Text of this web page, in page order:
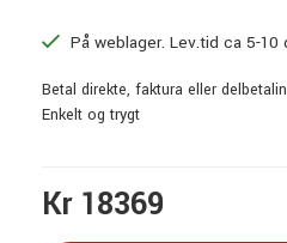
På weblager. Lev.tid ca 5-10
Betal direkte, faktura eller
Enkelt og trygt
Kr 18369